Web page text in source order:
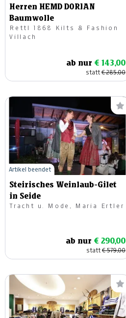
Herren HEMD DORIAN
Baumwolle
Rettl 1868 Kilts & Fashion
Villach
ab nur € 143,00
statt€ 285,00
Steirisches Weinlaub-Gilet
in Seide
Tracht u. Mode, Maria Ertler
ab nur € 290,00
statt€ 579,00
Artikel beendet